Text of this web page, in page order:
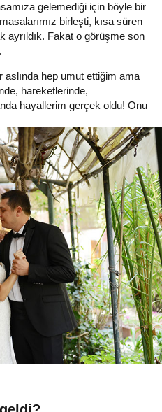
gelemediği için böyle bir
birleşti, kısa süren
ayrıldık. Fakat o görüşme son
hep umut ettiğim ama
hareketlerinde,
hayallerim gerçek oldu! Onu